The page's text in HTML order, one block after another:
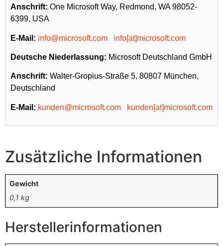
Anschrift: One Microsoft Way, Redmond, WA 98052-
6399, USA
E-Mail: info@microsoft.com info[at]microsoft.com
Deutsche Niederlassung: Microsoft Deutschland GmbH
Anschrift: Walter-Gropius-Straße 5, 80807 München,
Deutschland
E-Mail: kunden@microsoft.com kunden[at]microsoft.com
Zusätzliche Informationen
Gewicht
0,1 kg
Herstellerinformationen